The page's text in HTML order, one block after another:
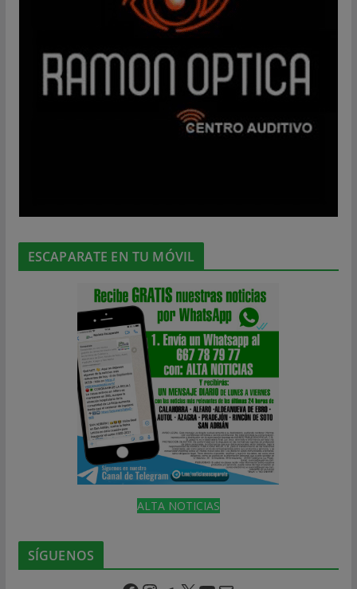
ESCAPARATE EN TU MÓVIL
ALTA NOTICIAS
SÍGUENOS